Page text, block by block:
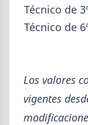
GENERAL
Ternium
y LAF,
Técnico de
Técnico de
Los valores
vigentes